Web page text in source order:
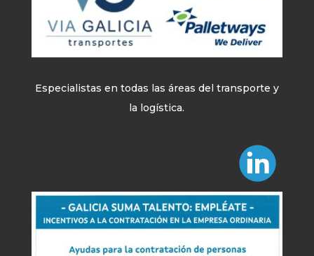
Especialistas en todas las áreas del transporte y
la logística.